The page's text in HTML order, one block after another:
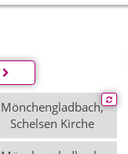
Mönchengladbach,
Schelsen Kirche